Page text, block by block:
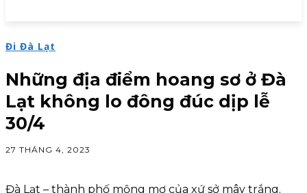
Đi Đà Lạt
Những địa điểm hoang sơ ở Đà
Lạt không lo đông đúc dịp lễ
30/4
27 THÁNG 4, 2023
Đà Lạt – thành phố mộng mơ của xứ sở mây trắng.